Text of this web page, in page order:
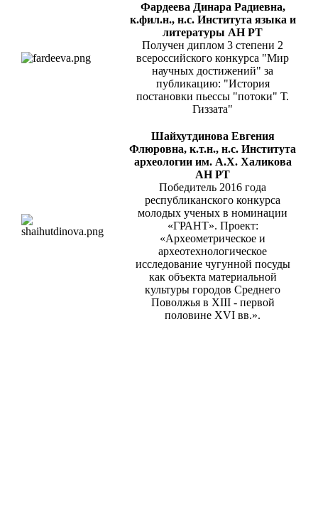
Фардеева Динара Радиевна,
к.фил.н., н.с. Института языка и
литературы АН РТ
Получен диплом 3 степени 2
всероссийского конкурса "Мир
научных достижений" за
публикацию: "История
постановки пьессы "потоки" Т.
Гиззата"
Шайхутдинова Евгения
Флюровна, к.т.н., н.с. Института
археологии им. А.Х. Халикова
АН РТ
Победитель 2016 года
республиканского конкурса
молодых ученых в номинации
«ГРАНТ». Проект:
«Археометрическое и
археотехнологическое
исследование чугунной посуды
как объекта материальной
культуры городов Среднего
Поволжья в XIII - первой
половине XVI вв.».